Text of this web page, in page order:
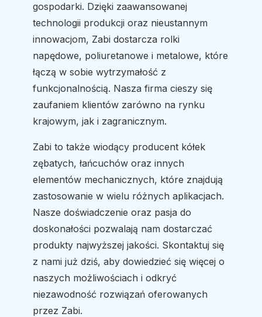
gospodarki. Dzięki zaawansowanej
technologii produkcji oraz nieustannym
innowacjom, Zabi dostarcza rolki
napędowe, poliuretanowe i metalowe, które
łączą w sobie wytrzymałość z
funkcjonalnością. Nasza firma cieszy się
zaufaniem klientów zarówno na rynku
krajowym, jak i zagranicznym.
Zabi to także wiodący producent kółek
zębatych, łańcuchów oraz innych
elementów mechanicznych, które znajdują
zastosowanie w wielu różnych aplikacjach.
Nasze doświadczenie oraz pasja do
doskonałości pozwalają nam dostarczać
produkty najwyższej jakości. Skontaktuj się
z nami już dziś, aby dowiedzieć się więcej o
naszych możliwościach i odkryć
niezawodność rozwiązań oferowanych
przez Zabi.